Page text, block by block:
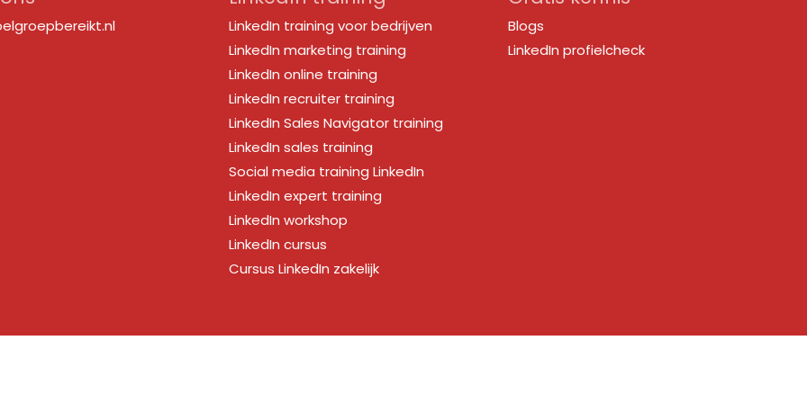
LinkedIn training voor bedrijven
LinkedIn marketing training
LinkedIn online training
LinkedIn recruiter training
LinkedIn Sales Navigator training
LinkedIn sales training
Social media training LinkedIn
LinkedIn expert training
LinkedIn workshop
LinkedIn cursus
Cursus LinkedIn zakelijk
Blogs
LinkedIn profielcheck